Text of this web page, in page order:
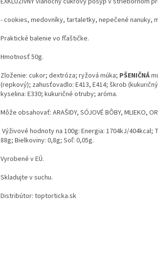
- cookies, medovníky, tartaletky, nepečené nanuky,
Praktické balenie vo fľaštičke.
Hmotnosť 50g.
Zloženie: cukor; dextróza; ryžová múka; PŠENIČNÁ
(repkový); zahusťovadlo: E413, E414; škrob
kyselina: E330; kukuričné otruby; aróma.
Môže obsahovať: ARAŠIDY, SÓJOVÉ BÔBY, MLIEKO,
Výživové hodnoty na 100g: Energia: 1704kJ/
88g; Bielkoviny: 0,8g; Soľ: 0,05g.
Vyrobené v EÚ.
Skladujte v suchu.
Distribútor: toptorticka.sk